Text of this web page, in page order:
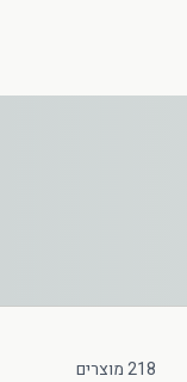
218מוצרים